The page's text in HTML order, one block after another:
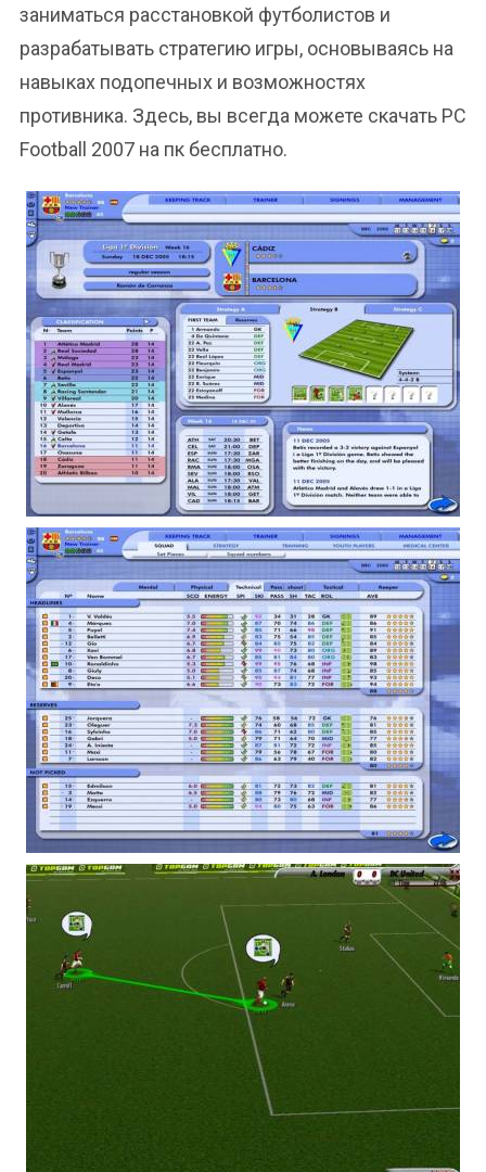
заниматься расстановкой футболистов и
разрабатывать стратегию игры, основываясь на
навыках подопечных и возможностях
противника. Здесь, вы всегда можете скачать PC
Football 2007 на пк бесплатно.